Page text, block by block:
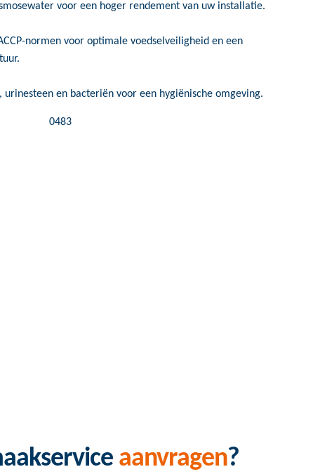
voor een hoger rendement van uw installatie.
normen voor optimale voedselveiligheid en een
urinesteen en bacteriën voor een hygiënische omgeving.
aanvragen?